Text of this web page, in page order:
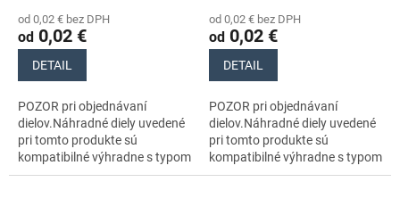
od 0,02 € bez DPH
od 0,02 €
DETAIL
POZOR pri objednávaní
dielov.Náhradné diely uvedené
pri tomto produkte sú
kompatibilné výhradne s typom
stroja s číslom 965195201
od 0,02 € bez DPH
od 0,02 €
DETAIL
POZOR pri objednávaní
dielov.Náhradné diely uvedené
pri tomto produkte sú
kompatibilné výhradne s typom
stroja s číslom 965195201